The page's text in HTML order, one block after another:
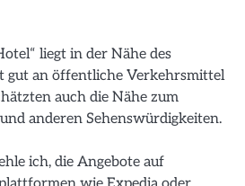
liegt in der Nähe des
gut an öffentliche Verkehrsmittel
auch die Nähe zum
anderen Sehenswürdigkeiten.
ich, die Angebote auf